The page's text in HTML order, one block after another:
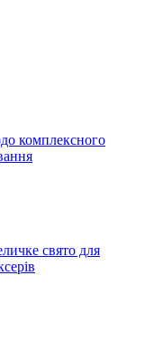
комплексного
свято для